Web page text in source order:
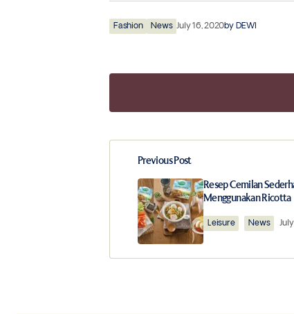
Fashion News July 16, 2020by DEWI
Your email address will not be
Comment*
Previous Post
Resep Cemilan
Menggunakan Ricotta
Leisure News